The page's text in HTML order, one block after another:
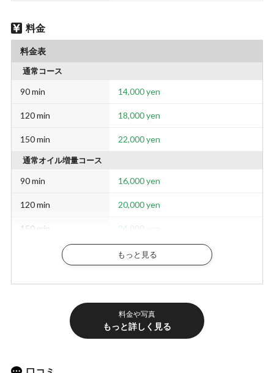
料金
料金表
通常コース
90 min 14,000 yen
120 min 18,000 yen
150 min 22,000 yen
通常オイル増量コース
90 min 16,000 yen
120 min 20,000 yen
150 min 24,000 yen
ホタルプラン
24,000 yen
ホイップ＋和柄施術着のコミコミプラン。オイル増量は別途2,000円追加となります。
もっと見る
料金や写真
もっと詳しく見る